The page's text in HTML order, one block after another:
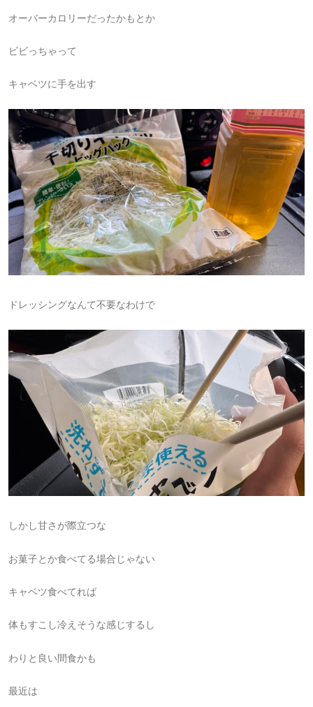
オーバーカロリーだったかもとか
ビビっちゃって
キャベツに手を出す
ドレッシングなんて不要なわけで
しかし甘さが際立つな
お菓子とか食べてる場合じゃない
キャベツ食べてれば
体もすこし冷えそうな感じするし
わりと良い間食かも
最近は